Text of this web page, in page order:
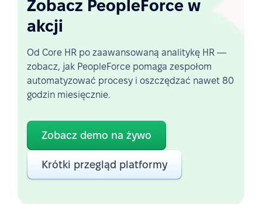
Zobacz PeopleForce w
akcji
Od Core HR po zaawansowaną analitykę HR —
zobacz, jak PeopleForce pomaga zespołom
automatyzować procesy i oszczędzać nawet 80
godzin miesięcznie.
Zobacz demo na żywo
Krótki przegląd platformy